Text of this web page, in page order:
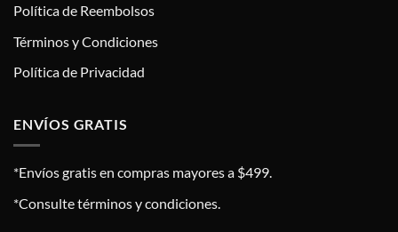
Política de Reembolsos
Términos y Condiciones
Política de Privacidad
ENVÍOS GRATIS
*Envíos gratis en compras mayores a $499.
*Consulte términos y condiciones.